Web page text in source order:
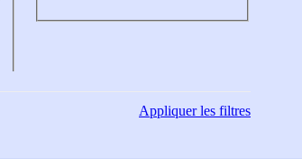
Appliquerles filtres